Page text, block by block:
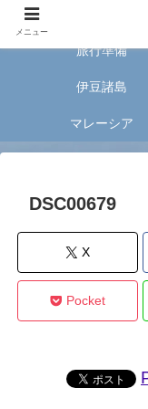
旅好きな
旅行準備
伊豆諸島
マレーシア
DSC00679
X
Pocket
メニュー